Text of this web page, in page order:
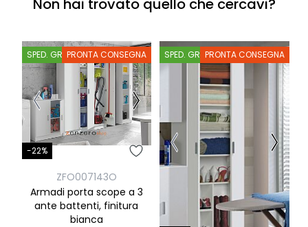
SPED. GRATISPRONTA CONSEGNA
-22%
ZFO007143O
Armadi porta scope a 3
ante battenti, finitura
bianca
SPED. GRATISPRONTA CONSEGNA